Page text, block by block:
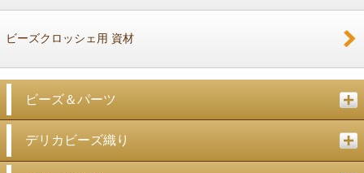
ビーズクロッシェ用 資材
ビーズ＆パーツ
デリカビーズ織り